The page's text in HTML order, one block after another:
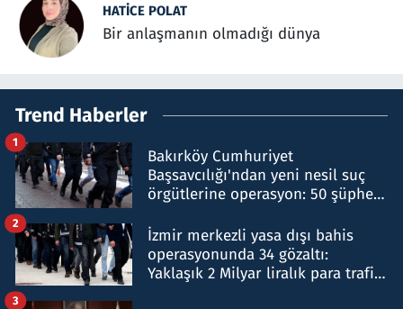
HATICE POLAT
Bir anlaşmanın olmadığı dünya
Trend Haberler
Bakırköy Cumhuriyet
Başsavcılığı'ndan yeni nesil suç
örgütlerine operasyon: 50 şüpheli
1
İzmir merkezli yasa dışı bahis
operasyonunda 34 gözaltı:
Yaklaşık 2 Milyar liralık para trafiği
2
3